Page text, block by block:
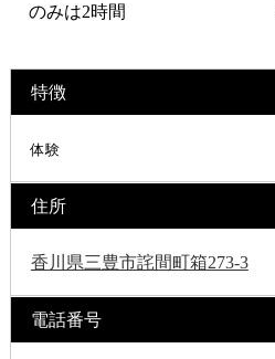
のみは2時間
特徴
体験
住所
香川県三豊市詫間町箱273-3
電話番号